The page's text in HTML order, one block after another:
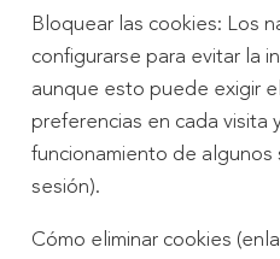
Bloquear las cookies: Los
configurarse para evitar la
aunque esto puede exigir
preferencias en cada visita
funcionamiento de algunos
sesión).
Cómo eliminar cookies